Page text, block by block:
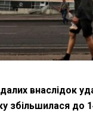
внаслідок
збільшилася до